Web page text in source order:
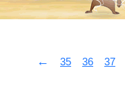
← 35 36 37